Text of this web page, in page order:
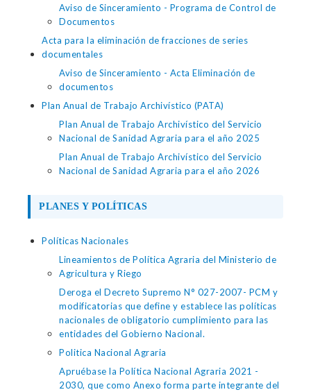
Aviso de Sinceramiento - Programa de Control de
Documentos
Acta para la eliminación de fracciones de series
documentales
Aviso de Sinceramiento - Acta Eliminación de
documentos
Plan Anual de Trabajo Archivístico (PATA)
Plan Anual de Trabajo Archivístico del Servicio
Nacional de Sanidad Agraria para el año 2025
Plan Anual de Trabajo Archivístico del Servicio
Nacional de Sanidad Agraria para el año 2026
PLANES Y POLÍTICAS
Políticas Nacionales
Lineamientos de Política Agraria del Ministerio de
Agricultura y Riego
Deroga el Decreto Supremo N° 027-2007- PCM y
modificatorias que define y establece las políticas
nacionales de obligatorio cumplimiento para las
entidades del Gobierno Nacional.
Politica Nacional Agraria
Apruébase la Política Nacional Agraria 2021 -
2030, que como Anexo forma parte integrante del